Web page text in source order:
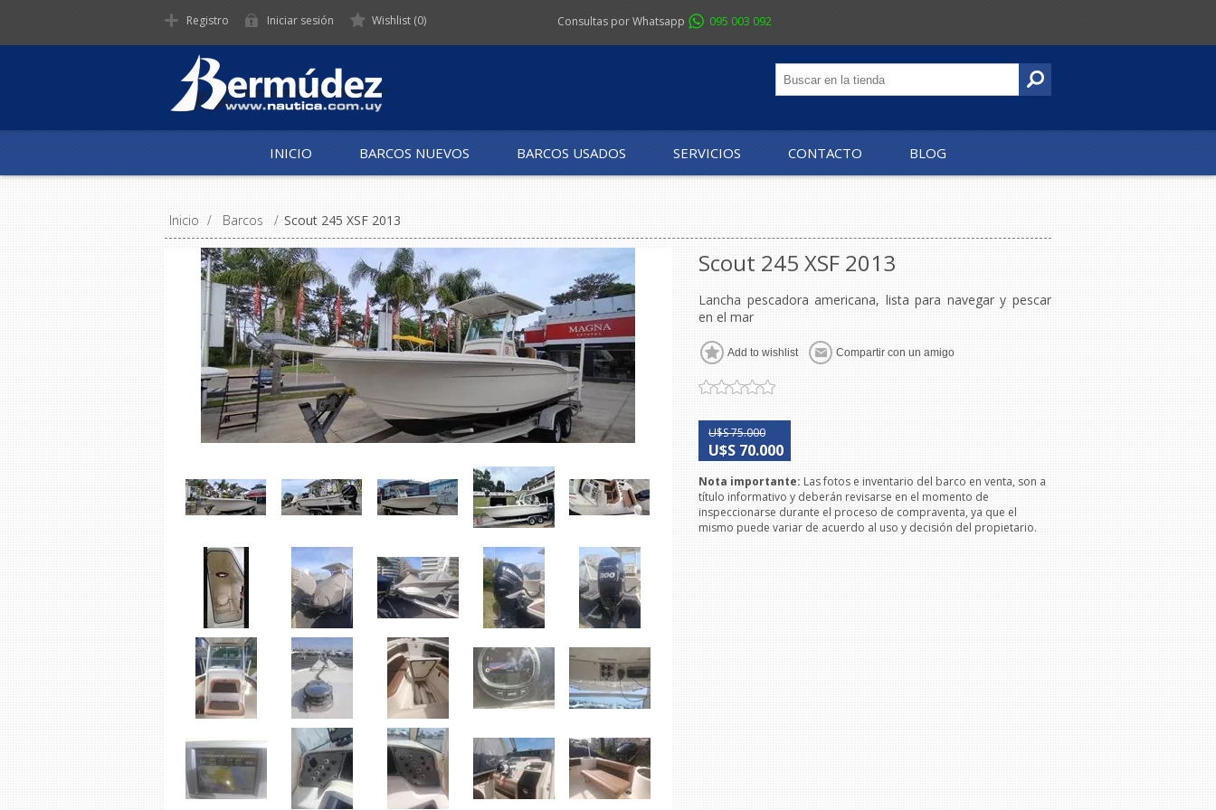
Registro Iniciar sesión Wishlist (0) Consultas por Whatsapp 095 003 092
INICIO BARCOS NUEVOS BARCOS USADOS SERVICIOS CONTACTO BLOG
Inicio / Barcos / Scout 245 XSF 2013
Scout 245 XSF 2013
Lancha pescadora americana, lista para navegar y pescar
en el mar
U$S 75.000
U$S 70.000
Nota importante: Las fotos e inventario del barco en venta, son a
título informativo y deberán revisarse en el momento de
inspeccionarse durante el proceso de compraventa, ya que el
mismo puede variar de acuerdo al uso y decisión del propietario.